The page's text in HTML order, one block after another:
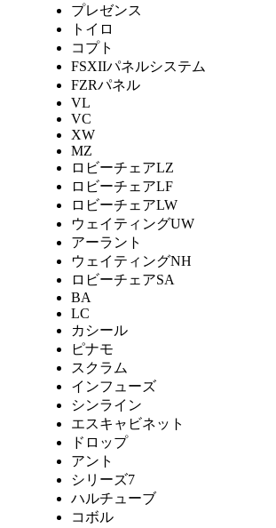
プレゼンス
トイロ
コプト
FSXIIパネルシステム
FZRパネル
VL
VC
XW
MZ
ロビーチェアLZ
ロビーチェアLF
ロビーチェアLW
ウェイティングUW
アーラント
ウェイティングNH
ロビーチェアSA
BA
LC
カシール
ピナモ
スクラム
インフューズ
シンライン
エスキャビネット
ドロップ
アント
シリーズ7
ハルチューブ
コボル